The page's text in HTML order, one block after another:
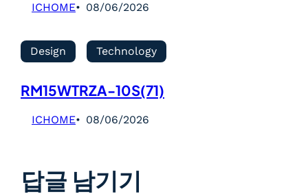
ICHOME 08/06/2026
Design Technology
RM15WTRZA-10S(71)
ICHOME 08/06/2026
답글 남기기